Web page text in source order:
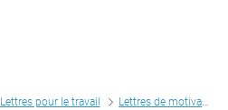
Lettres pour le travail Lettres de motivation par métiers